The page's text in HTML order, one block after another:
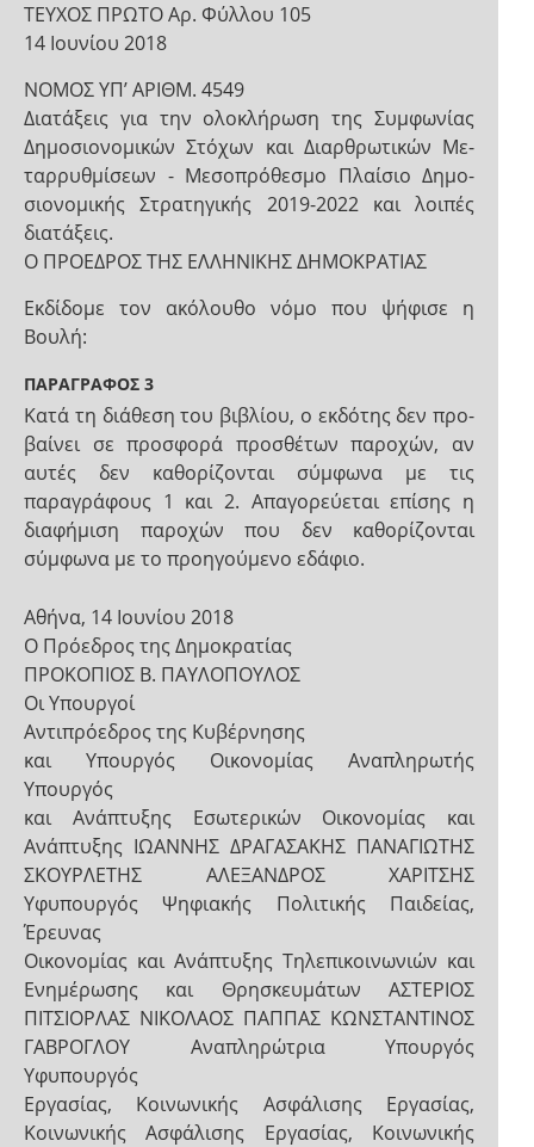
ΤΕΥΧΟΣ ΠΡΩΤΟ Αρ. Φύλλου 105
14 Ιουνίου 2018
NOMOΣ ΥΠ’ ΑΡΙΘΜ. 4549
Διατάξεις για την ολοκλήρωση της Συμφωνίας
Δημοσιονομικών Στόχων και Διαρθρωτικών Με-
ταρρυθμίσεων - Μεσοπρόθεσμο Πλαίσιο Δημο-
σιονομικής Στρατηγικής 2019-2022 και λοιπές
διατάξεις.
Ο ΠΡΟΕΔΡΟΣ ΤΗΣ ΕΛΛΗΝΙΚΗΣ ΔΗΜΟΚΡΑΤΙΑΣ
Εκδίδομε τον ακόλουθο νόμο που ψήφισε η
Βουλή:
ΠΑΡΑΓΡΑΦΟΣ 3
Κατά τη διάθεση του βιβλίου, ο εκδότης δεν προ-
βαίνει σε προσφορά προσθέτων παροχών, αν
αυτές δεν καθορίζονται σύμφωνα με τις
παραγράφους 1 και 2. Απαγορεύεται επίσης η
διαφήμιση παροχών που δεν καθορίζονται
σύμφωνα με το προηγούμενο εδάφιο.
Αθήνα, 14 Ιουνίου 2018
Ο Πρόεδρος της Δημοκρατίας
ΠΡΟΚΟΠΙΟΣ Β. ΠΑΥΛΟΠΟΥΛΟΣ
Οι Υπουργοί
Αντιπρόεδρος της Κυβέρνησης
και Υπουργός Οικονομίας Αναπληρωτής
Υπουργός
και Ανάπτυξης Εσωτερικών Οικονομίας και
Ανάπτυξης ΙΩΑΝΝΗΣ ΔΡΑΓΑΣΑΚΗΣ ΠΑΝΑΓΙΩΤΗΣ
ΣΚΟΥΡΛΕΤΗΣ ΑΛΕΞΑΝΔΡΟΣ ΧΑΡΙΤΣΗΣ
Υφυπουργός Ψηφιακής Πολιτικής Παιδείας,
Έρευνας
Οικονομίας και Ανάπτυξης Τηλεπικοινωνιών και
Ενημέρωσης και Θρησκευμάτων ΑΣΤΕΡΙΟΣ
ΠΙΤΣΙΟΡΛΑΣ ΝΙΚΟΛΑΟΣ ΠΑΠΠΑΣ ΚΩΝΣΤΑΝΤΙΝΟΣ
ΓΑΒΡΟΓΛΟΥ Αναπληρώτρια Υπουργός
Υφυπουργός
Εργασίας, Κοινωνικής Ασφάλισης Εργασίας,
Κοινωνικής Ασφάλισης Εργασίας, Κοινωνικής